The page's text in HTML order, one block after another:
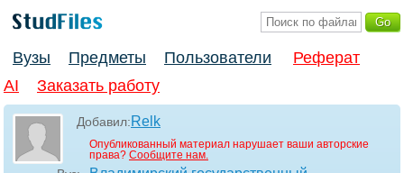
Вузы Предметы Пользователи
Реферат
AI
Заказать работу
Добавил:Relk
Опубликованный материал нарушает ваши авторские
права? Сообщите нам.